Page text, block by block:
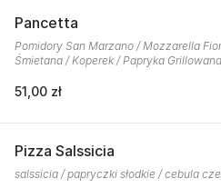
Pancetta
Pomidory San Marzano / Mozzarella
Śmietana / Koperek / Papryka
51,00 zł
Pizza Salssicia
salssicia / papryczki słodkie / cebula